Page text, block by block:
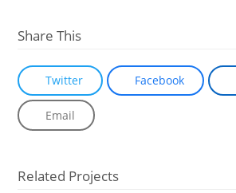
Share This
Twitter Facebook
Email
Related Projects